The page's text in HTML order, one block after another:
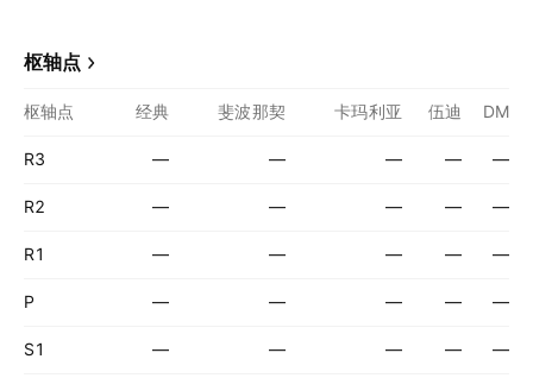
枢轴点
枢轴点 经典 斐波那契 卡玛利亚 伍迪 DM
R3 — — — — —
R2 — — — — —
R1 — — — — —
P — — — — —
S1 — — — — —